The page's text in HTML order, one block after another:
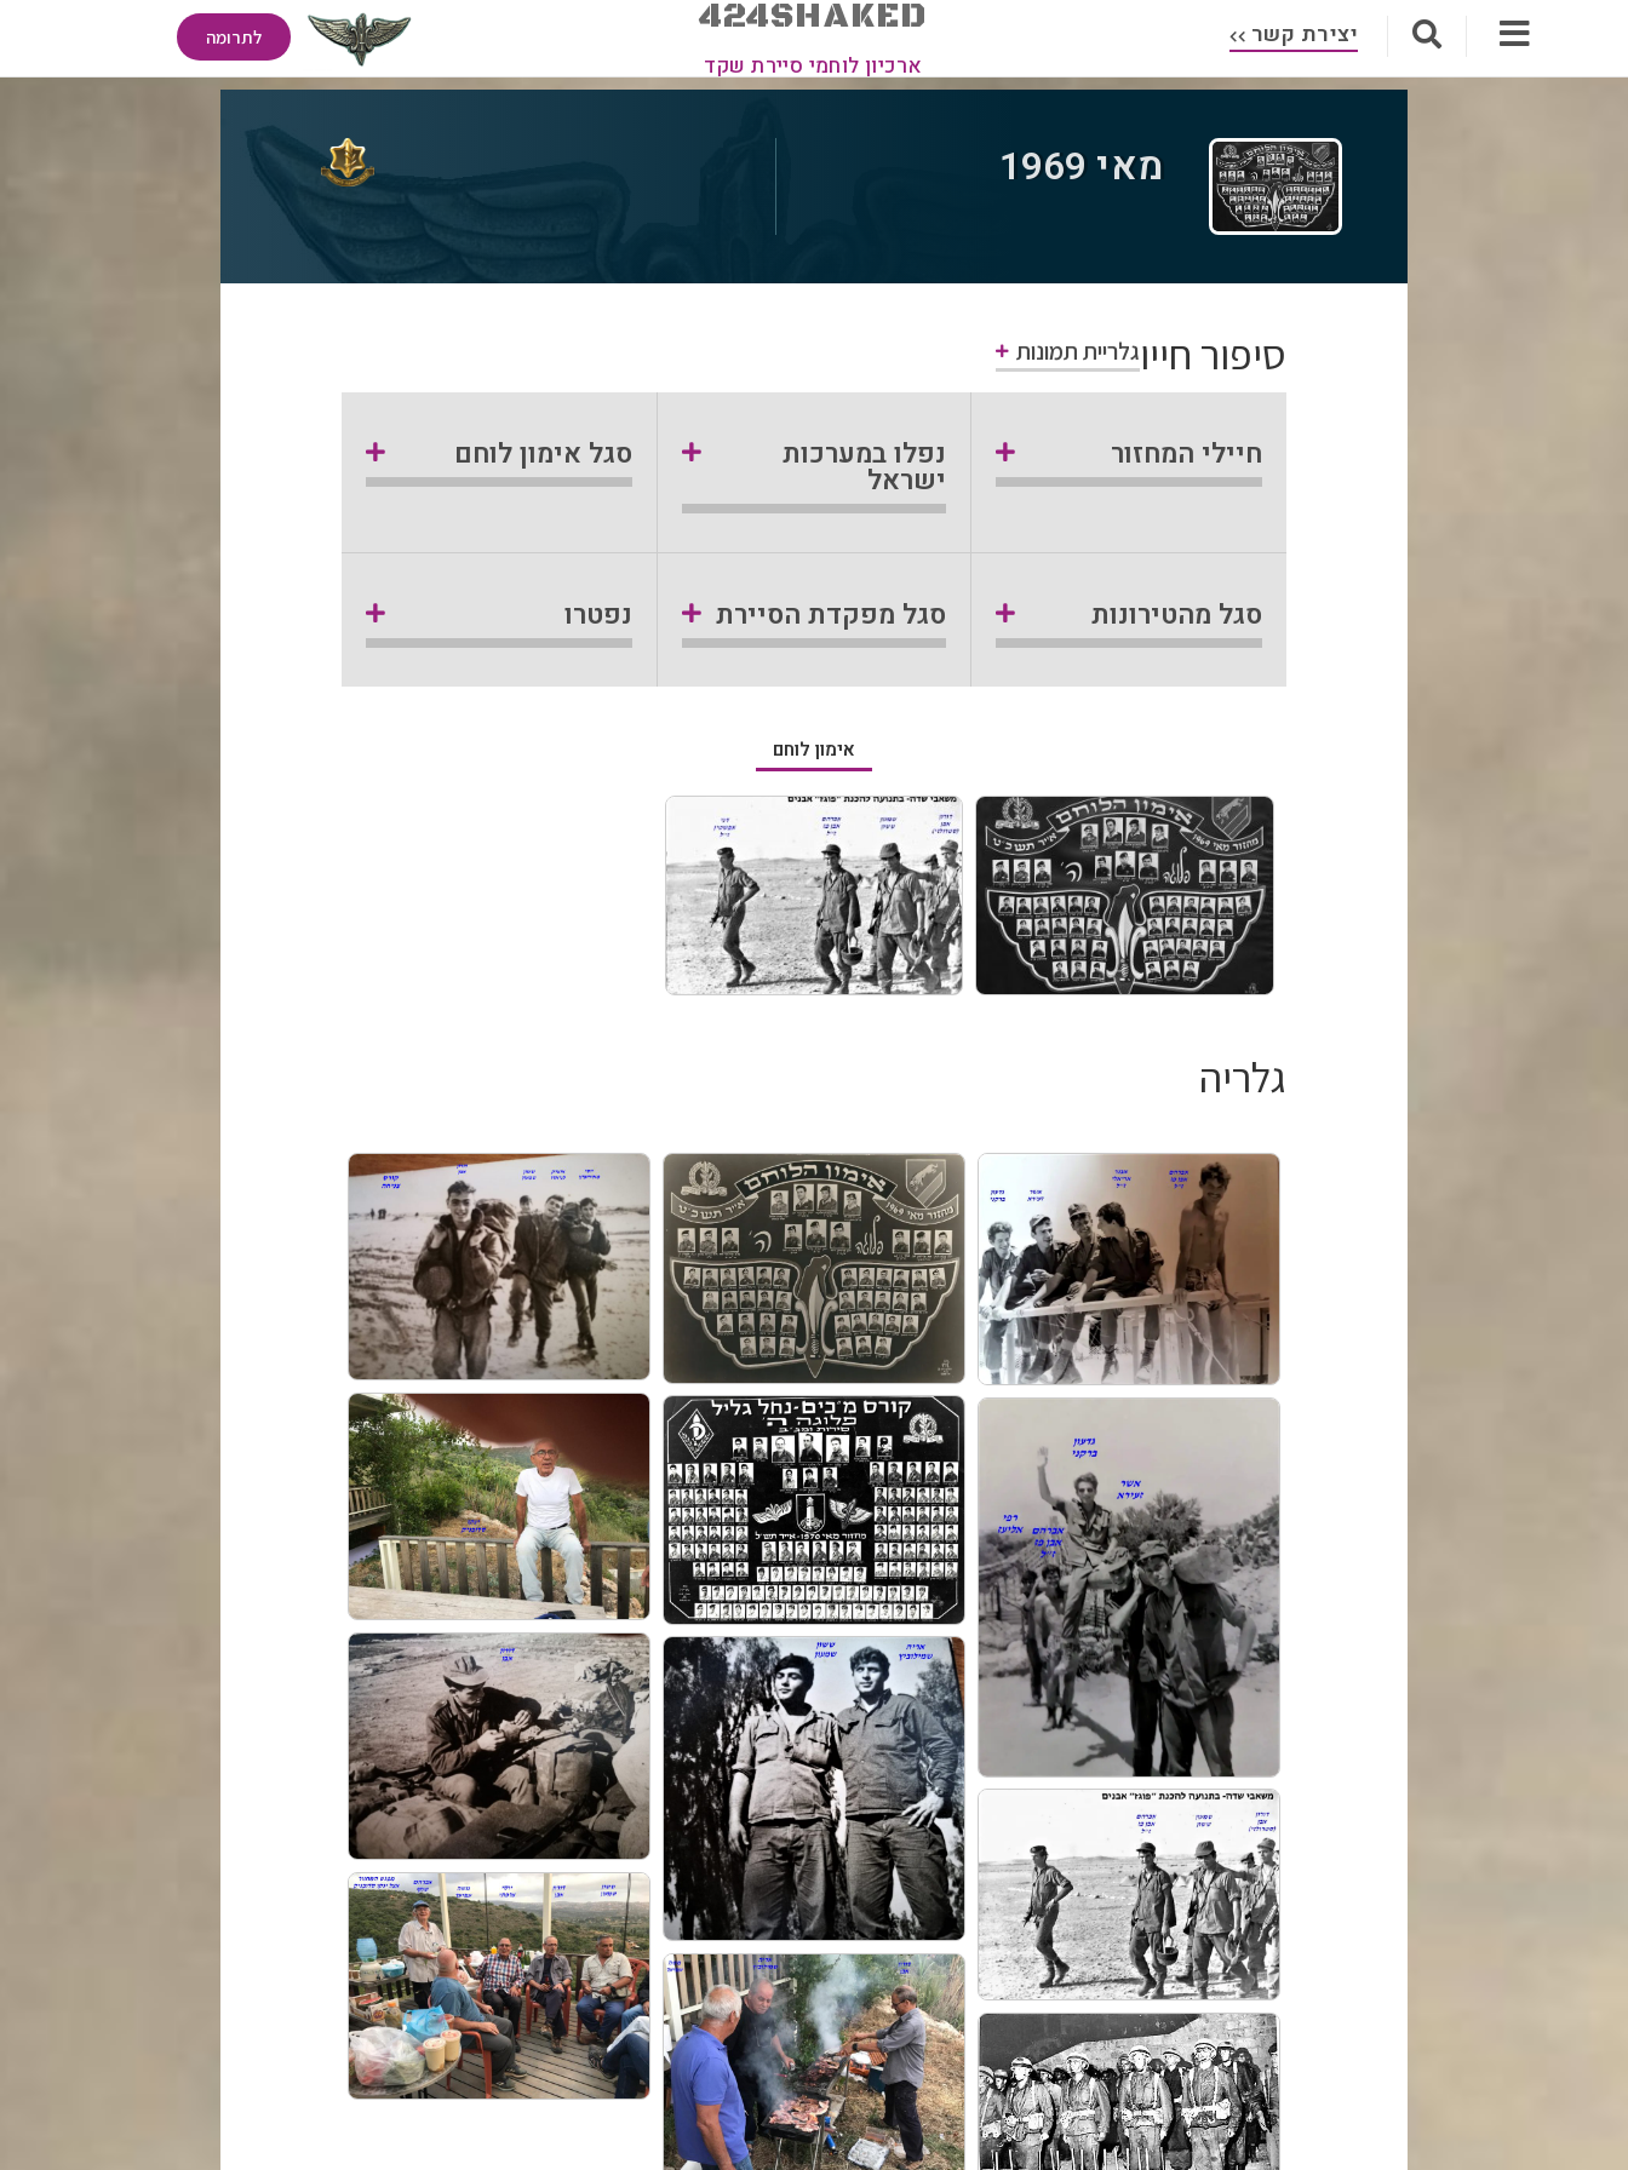
יצירת קשר 424SHAKED
ארכיון לוחמי סיירת שקד
לתרומה
מאי 1969
סיפור חייוגלריית תמונות
חיילי המחזור נפלו במערכות
ישראל
סגל אימון לוחם
סגל מהטירונות סגל מפקדת הסיירת נפטרו
אימון לוחם
גלריה